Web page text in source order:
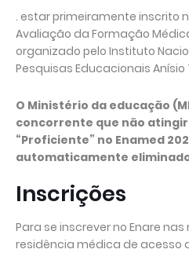
. estar primeiramente inscrito
Avaliação da Formação
organizado pelo Instituto
Pesquisas Educacionais Anísio
O Ministério da educação
concorrente que não
“Proficiente” no Enamed
automaticamente eliminado
Inscrições
Para se inscrever no Enare
residência médica de acesso